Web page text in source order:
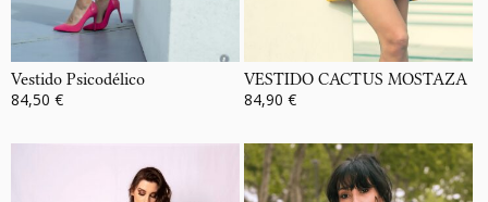
Vestido Psicodélico
84,50 €
VESTIDO CACTUS MOSTAZA
84,90 €